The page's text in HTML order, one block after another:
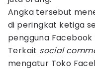
Angka tersebut
di peringkat ketiga
pengguna
Terkait social
mengatur Toko